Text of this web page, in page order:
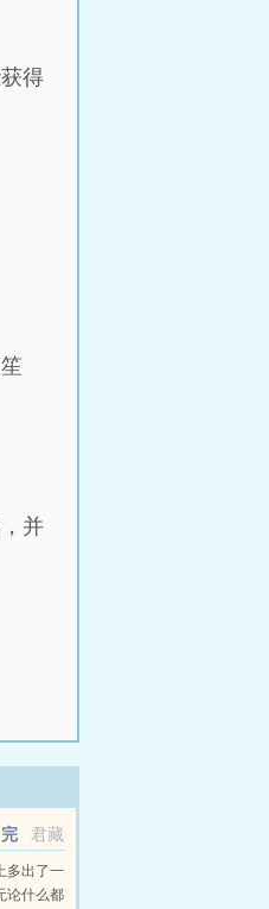
得
并
君藏
多出了一
论什么都